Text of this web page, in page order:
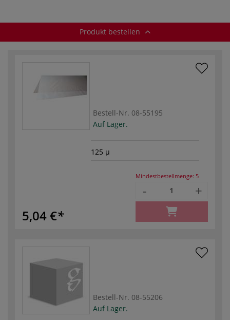
Produkt bestellen
Bestell-Nr. 08-55195
Auf Lager.
125 µ
5,04 €
Mindestbestellmenge: 5
- +
Bestell-Nr. 08-55206
Auf Lager.